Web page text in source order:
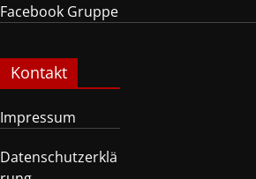
Facebook Gruppe
Kontakt
Impressum
Datenschutzerklä